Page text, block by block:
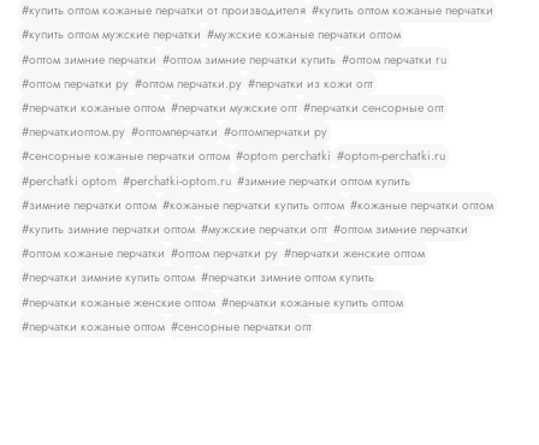
#купить оптом кожаные перчатки от производителя #купить оптом кожаные перчатки
#купить оптом мужские перчатки #мужские кожаные перчатки оптом
#оптом зимние перчатки #оптом зимние перчатки купить #оптом перчатки ru
#оптом перчатки ру #оптом перчатки.ру #перчатки из кожи опт
#перчатки кожаные оптом #перчатки мужские опт #перчатки сенсорные опт
#перчаткиоптом.ру #оптомперчатки #оптомперчатки ру
#сенсорные кожаные перчатки оптом #optom perchatki #optom-perchatki.ru
#perchatki optom #perchatki-optom.ru #зимние перчатки оптом купить
#зимние перчатки оптом #кожаные перчатки купить оптом #кожаные перчатки оптом
#купить зимние перчатки оптом #мужские перчатки опт #оптом зимние перчатки
#оптом кожаные перчатки #оптом перчатки ру #перчатки женские оптом
#перчатки зимние купить оптом #перчатки зимние оптом купить
#перчатки кожаные женские оптом #перчатки кожаные купить оптом
#перчатки кожаные оптом #сенсорные перчатки опт